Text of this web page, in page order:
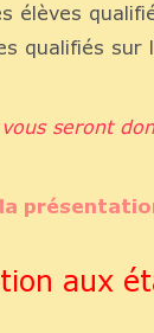
élèves
qualifiés
seront
aux